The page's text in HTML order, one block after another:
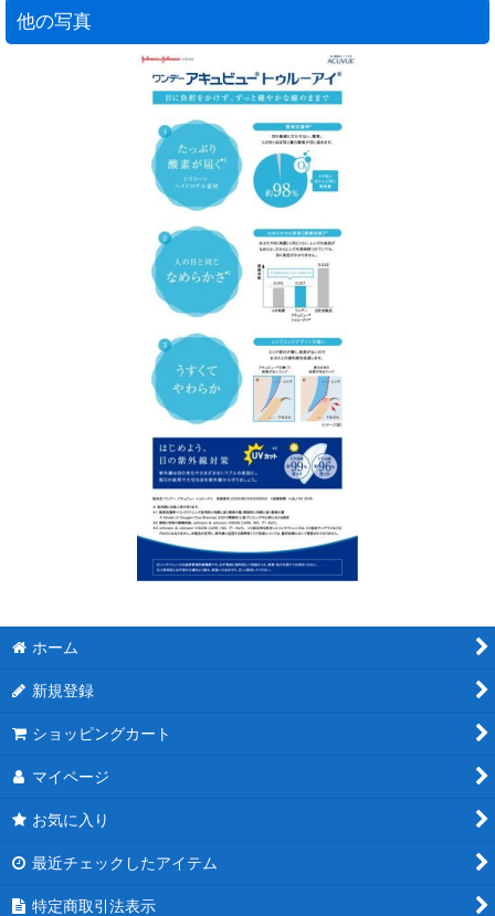
他の写真
ホーム
新規登録
ショッピングカート
マイページ
お気に入り
最近チェックしたアイテム
特定商取引法表示